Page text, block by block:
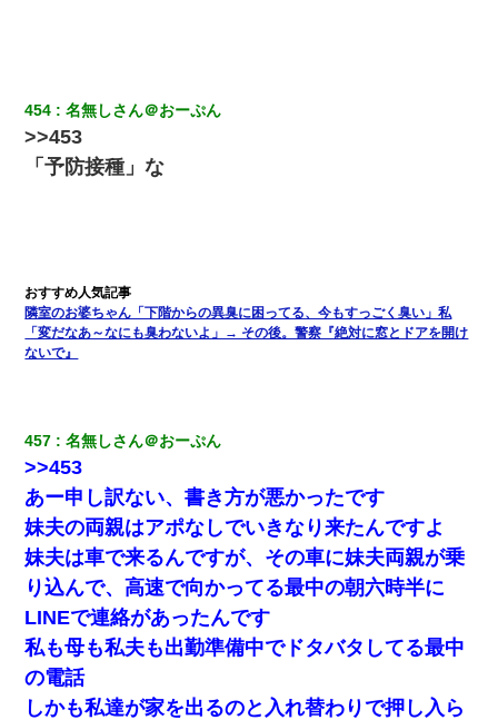
454 名無しさん＠おーぷん
>>453
「予防接種」な
隣室のお婆ちゃん「下階からの異臭に困ってる、今もすっごく臭い」私
「変だなあ～なにも臭わないよ」→ その後。警察『絶対に窓とドアを開け
ないで』
457 名無しさん＠おーぷん
>>453
あー申し訳ない、書き方が悪かったです
妹夫の両親はアポなしでいきなり来たんですよ
妹夫は車で来るんですが、その車に妹夫両親が乗
り込んで、高速で向かってる最中の朝六時半に
LINEで連絡があったんです
私も母も私夫も出勤準備中でドタバタしてる最中
の電話
しかも私達が家を出るのと入れ替わりで押し入ら